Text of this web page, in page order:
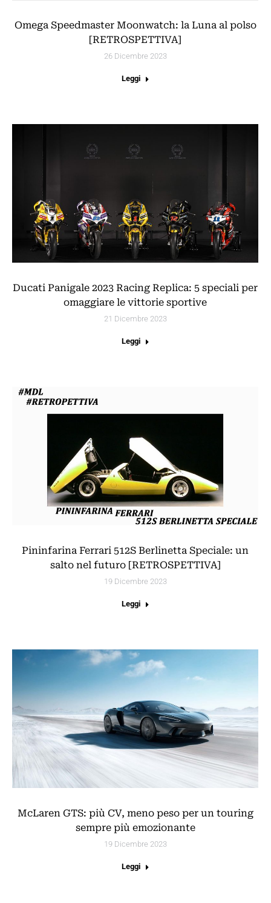
Omega Speedmaster Moonwatch: la Luna al polso
[RETROSPETTIVA]
26 Dicembre 2023
Leggi
Ducati Panigale 2023 Racing Replica: 5 speciali per
omaggiare le vittorie sportive
21 Dicembre 2023
Leggi
Pininfarina Ferrari 512S Berlinetta Speciale: un
salto nel futuro [RETROSPETTIVA]
19 Dicembre 2023
Leggi
McLaren GTS: più CV, meno peso per un touring
sempre più emozionante
19 Dicembre 2023
Leggi